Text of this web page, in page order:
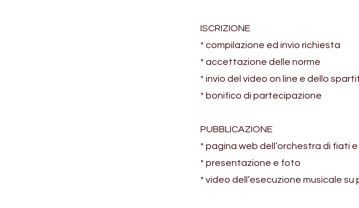
ISCRIZIONE
* compilazione ed invio richiesta
* accettazione delle norme
* invio del video on line e dello
* bonifico di partecipazione
PUBBLICAZIONE
* pagina web dell’orchestra di fiati
* presentazione e foto
* video dell’esecuzione musicale su